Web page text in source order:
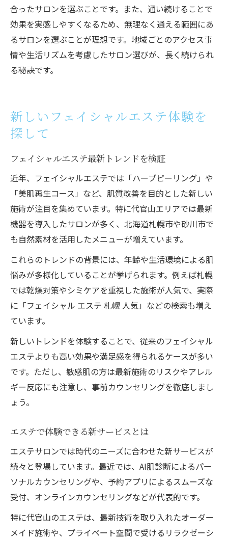
合ったサロンを選ぶことです。また、通い続けることで
効果を実感しやすくなるため、無理なく通える範囲にあ
るサロンを選ぶことが理想です。地域ごとのアクセス事
情や生活リズムを考慮したサロン選びが、長く続けられ
る秘訣です。
新しいフェイシャルエステ体験を
探して
フェイシャルエステ最新トレンドを検証
近年、フェイシャルエステでは「ハーブピーリング」や
「美肌再生コース」など、肌質改善を目的とした新しい
施術が注目を集めています。特に代官山エリアでは最新
機器を導入したサロンが多く、北海道札幌市や砂川市で
も自然素材を活用したメニューが増えています。
これらのトレンドの背景には、年齢や生活環境による肌
悩みが多様化していることが挙げられます。例えば札幌
では乾燥対策やシミケアを重視した施術が人気で、実際
に「フェイシャル エステ 札幌 人気」などの検索も増え
ています。
新しいトレンドを体験することで、従来のフェイシャル
エステよりも高い効果や満足感を得られるケースが多い
です。ただし、敏感肌の方は最新施術のリスクやアレル
ギー反応にも注意し、事前カウンセリングを徹底しまし
ょう。
エステで体験できる新サービスとは
エステサロンでは時代のニーズに合わせた新サービスが
続々と登場しています。最近では、AI肌診断によるパー
ソナルカウンセリングや、予約アプリによるスムーズな
受付、オンラインカウンセリングなどが代表的です。
特に代官山のエステは、最新技術を取り入れたオーダー
メイド施術や、プライベート空間で受けるリラクゼーシ